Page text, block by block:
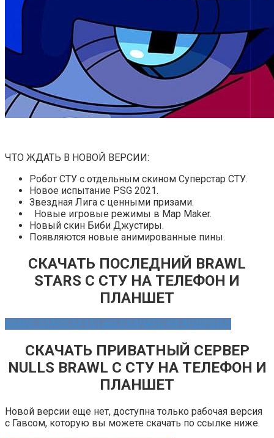
ЧТО ЖДАТЬ В НОВОЙ ВЕРСИИ:
Робот СТУ с отдельным скином Суперстар СТУ.
Новое испытание PSG 2021.
Звездная Лига с ценными призами.
Новые игровые режимы в Map Maker.
Новый скин Биби Джустиры.
Появляются новые анимированные пины.
СКАЧАТЬ ПОСЛЕДНИЙ BRAWL
STARS С СТУ НА ТЕЛЕФОН И
ПЛАНШЕТ
BRAWL STARS 34.151 apk СКАЧАТЬ НА АНДРОИД
СКАЧАТЬ ПРИВАТНЫЙ СЕРВЕР
NULLS BRAWL С СТУ НА ТЕЛЕФОН И
ПЛАНШЕТ
Новой версии еще нет, доступна только рабочая версия
с Гавсом, которую вы можете скачать по ссылке ниже.